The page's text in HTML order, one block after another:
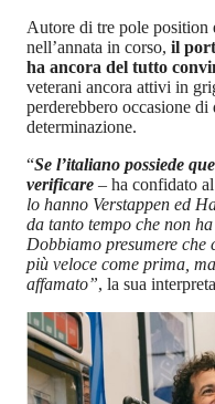
Autore di tre pole position
nell’annata in corso, il
ha ancora del tutto
veterani ancora attivi in
perderebbero occasione
determinazione.
“Se l’italiano possiede
verificare – ha confidato
lo hanno Verstappen ed
da tanto tempo che non
Dobbiamo presumere
più veloce come prima,
affamato”, la sua